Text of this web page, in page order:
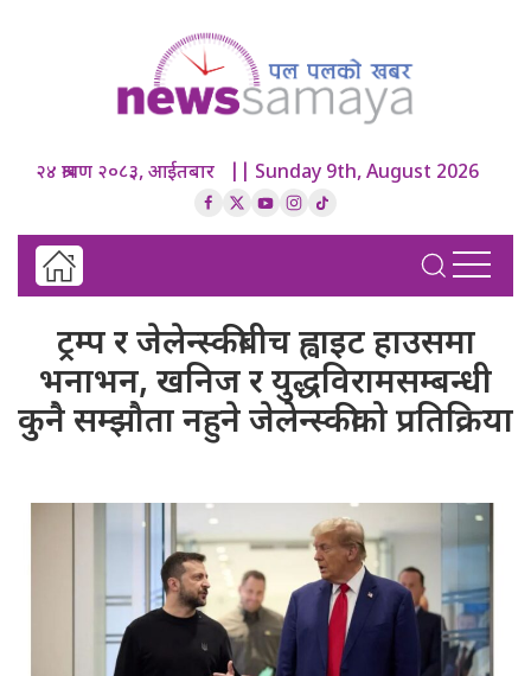
२४ श्रावण २०८३, आईतबार || Sunday 9th, August 2026
ट्रम्प र जेलेन्स्कीबीच ह्वाइट हाउसमा
भनाभन, खनिज र युद्धविरामसम्बन्धी
कुनै सम्झौता नहुने ​जेलेन्स्कीको प्रतिक्रिया